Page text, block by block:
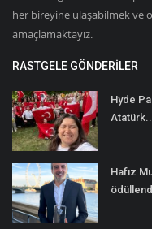
her bireyine ulaşabilmek ve
amaçlamaktayız.
RASTGELE GÖNDERILER
Hyde
Hafız